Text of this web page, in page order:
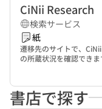
CiNii Research
検索サービス
紙
遷移先のサイトで、
の所蔵状況を確認できま
書店で探す